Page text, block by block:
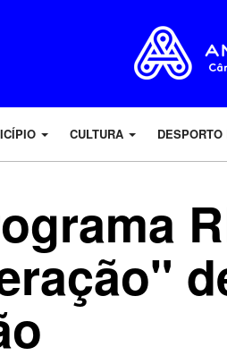
CULTURA